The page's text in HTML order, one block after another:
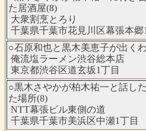
た居酒屋(8)
大衆割烹とろり
千葉県千葉市花見川区幕張本郷
○石原和也と黒木美恵子が出く
俺流塩ラーメン渋谷総本店
東京都渋谷区道玄坂1丁目
○黒木さやかが柏木祐一と話し
た場所(8)
NTT幕張ビル東側の道
千葉県千葉市美浜区中瀬1丁目